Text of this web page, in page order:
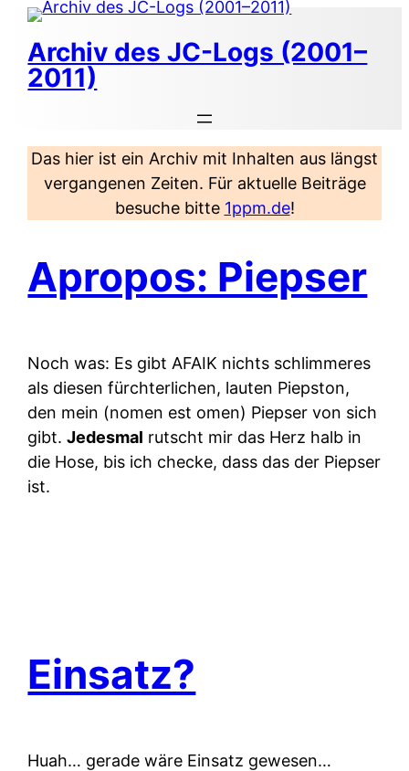
Zum
Inhalt
springen
Archiv des JC-Logs (2001–
2011)
Das hier ist ein Archiv mit Inhalten aus längst
vergangenen Zeiten. Für aktuelle Beiträge
besuche bitte 1ppm.de!
Apropos: Piepser
Noch was: Es gibt AFAIK nichts schlimmeres
als diesen fürchterlichen, lauten Piepston,
den mein (nomen est omen) Piepser von sich
gibt.Jedesmal rutscht mir das Herz halb in
die Hose, bis ich checke, dass das der Piepser
ist.
Einsatz?
Huah… gerade wäre Einsatz gewesen…